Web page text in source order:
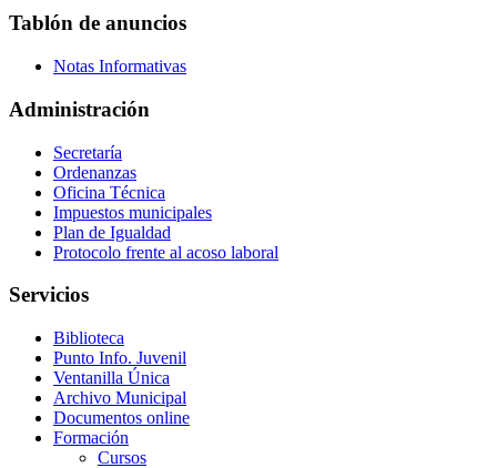
Tablón de anuncios
Notas Informativas
Administración
Secretaría
Ordenanzas
Oficina Técnica
Impuestos municipales
Plan de Igualdad
Protocolo frente al acoso laboral
Servicios
Biblioteca
Punto Info. Juvenil
Ventanilla Única
Archivo Municipal
Documentos online
Formación
Cursos